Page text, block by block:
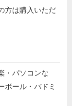
方は購入いただ
・パソコンな
ボール・バドミ